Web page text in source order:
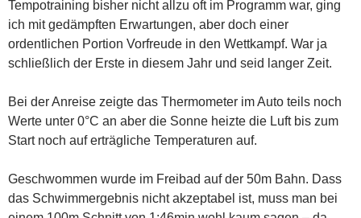
Tempotraining bisher nicht allzu oft im Programm war, ging
ich mit gedämpften Erwartungen, aber doch einer
ordentlichen Portion Vorfreude in den Wettkampf. War ja
schließlich der Erste in diesem Jahr und seid langer Zeit.
Bei der Anreise zeigte das Thermometer im Auto teils noch
Werte unter 0°C an aber die Sonne heizte die Luft bis zum
Start noch auf erträgliche Temperaturen auf.
Geschwommen wurde im Freibad auf der 50m Bahn. Dass
das Schwimmergebnis nicht akzeptabel ist, muss man bei